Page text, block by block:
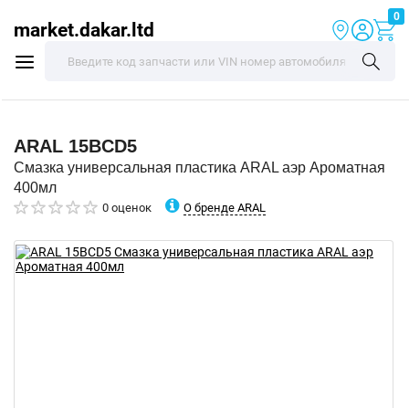
market.dakar.ltd
0
ARAL 15BCD5
Смазка универсальная пластика ARAL аэр Ароматная
400мл
0 оценок О бренде ARAL